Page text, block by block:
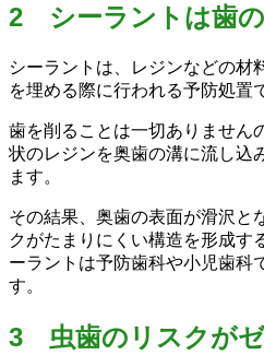
2 シーラントは歯
シーラントは、レジンなどの材
を埋める際に行われる予防処置
歯を削ることは一切ありません
状のレジンを奥歯の溝に流し込
ます。
その結果、奥歯の表面が滑沢と
クがたまりにくい構造を形成す
ーラントは予防歯科や小児歯科
す。
3 虫歯のリスクが